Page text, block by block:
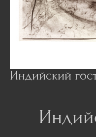
Индийский